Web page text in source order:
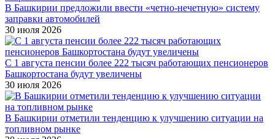
В Башкирии предложили ввести «четно-нечетную» систему
заправки автомобилей
30 июля 2026
С 1 августа пенсии более 222 тысяч работающих пенсионеров
Башкортостана будут увеличены
30 июля 2026
В Башкирии отметили тенденцию к улучшению ситуации на
топливном рынке